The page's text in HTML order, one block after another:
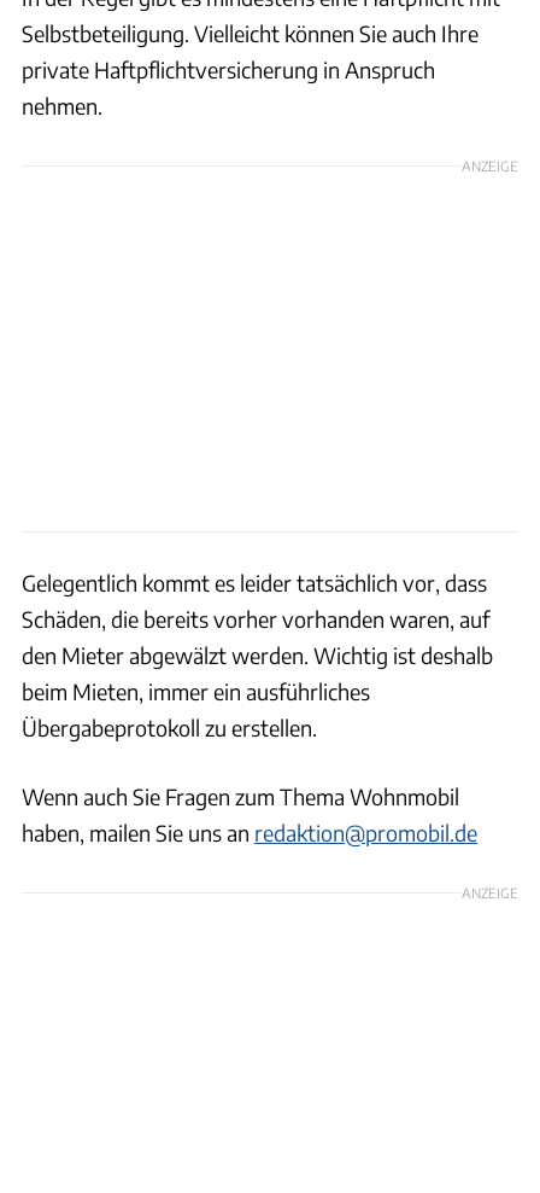
Selbstbeteiligung. Vielleicht können Sie auch Ihre
private Haftpflichtversicherung in Anspruch
nehmen.
ANZEIGE
Gelegentlich kommt es leider tatsächlich vor, dass
Schäden, die bereits vorher vorhanden waren, auf
den Mieter abgewälzt werden. Wichtig ist deshalb
beim Mieten, immer ein ausführliches
Übergabeprotokoll zu erstellen.
Wenn auch Sie Fragen zum Thema Wohnmobil
haben, mailen Sie uns an redaktion@promobil.de
ANZEIGE